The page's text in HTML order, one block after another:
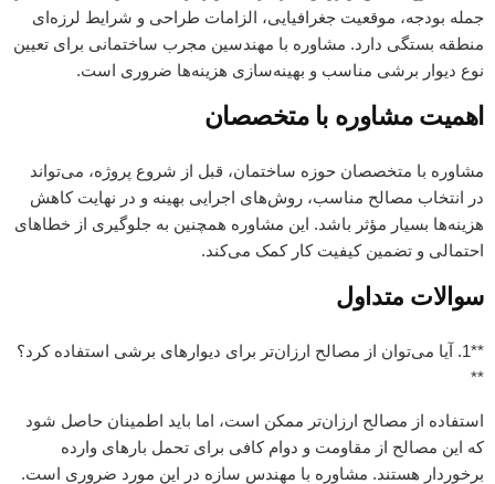
جمله بودجه، موقعیت جغرافیایی، الزامات طراحی و شرایط لرزه‌ای
منطقه بستگی دارد. مشاوره با مهندسین مجرب ساختمانی برای تعیین
نوع دیوار برشی مناسب و بهینه‌سازی هزینه‌ها ضروری است.
اهمیت مشاوره با متخصصان
مشاوره با متخصصان حوزه ساختمان، قبل از شروع پروژه، می‌تواند
در انتخاب مصالح مناسب، روش‌های اجرایی بهینه و در نهایت کاهش
هزینه‌ها بسیار مؤثر باشد. این مشاوره همچنین به جلوگیری از خطاهای
احتمالی و تضمین کیفیت کار کمک می‌کند.
سوالات متداول
**1. آیا می‌توان از مصالح ارزان‌تر برای دیوارهای برشی استفاده کرد؟
**
استفاده از مصالح ارزان‌تر ممکن است، اما باید اطمینان حاصل شود
که این مصالح از مقاومت و دوام کافی برای تحمل بارهای وارده
برخوردار هستند. مشاوره با مهندس سازه در این مورد ضروری است.